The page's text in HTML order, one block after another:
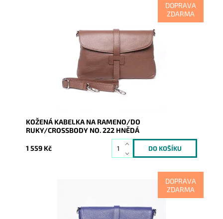
DOPRAVA
ZDARMA
Hnědou koženou kabelku lze nosit v ruce jako
psaníčko, díky dlouhému popruhu i na rameni,
případně jako crossbody.
Skladem
8785
Vera Pelle
2 roky
KOŽENÁ KABELKA NA RAMENO/DO
RUKY/CROSSBODY NO. 222 HNĚDÁ
1 559 Kč
DOPRAVA
ZDARMA
Modrou koženou kabelku lze nosit v ruce jako
psaníčko, díky dlouhému popruhu i na rameni,
případně jako crossbody.